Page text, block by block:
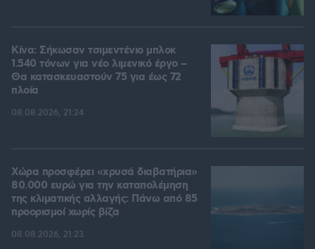
Κίνα: Σήκωσαν τσιμεντένιο μπλοκ
1.540 τόνων για νέο λιμενικό έργο –
Θα κατασκευαστούν 75 για έως 72
πλοία
08.08.2026, 21:24
Χώρα προσφέρει «χρυσά διαβατήρια»
80.000 ευρώ για την καταπολέμηση
της κλιματικής αλλαγής: Πάνω από 85
προορισμοί χωρίς βίζα
08.08.2026, 21:23